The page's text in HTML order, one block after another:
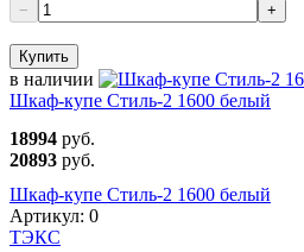
− +
Купить
в наличии
Шкаф-купе Стиль-2 1600 белый
18994 руб.
20893 руб.
Шкаф-купе Стиль-2 1600 белый
Артикул: 0
ТЭКС